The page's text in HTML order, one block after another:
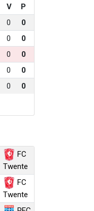
V
P
0
0
0
0
0
0
0
0
0 0
FC
Twente
FC
Twente